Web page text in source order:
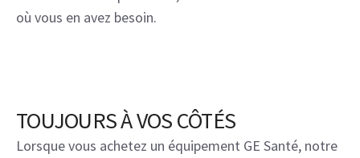
où vous en avez besoin.
TOUJOURS À VOS CÔTÉS
Lorsque vous achetez un équipement GE Santé, notre